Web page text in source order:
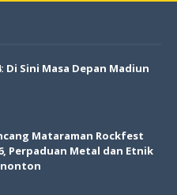
Di Sini Masa Depan Madiun
Mataraman Rockfest
Perpaduan Metal dan Etnik